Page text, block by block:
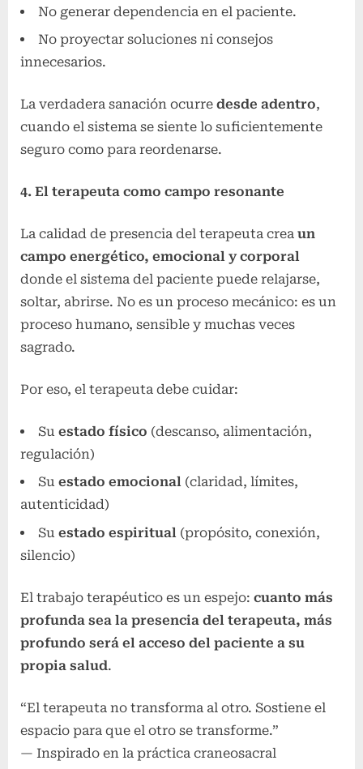
No generar dependencia en el paciente.
No proyectar soluciones ni consejos
innecesarios.
La verdadera sanación ocurre desde adentro,
cuando el sistema se siente lo suficientemente
seguro como para reordenarse.
4. El terapeuta como campo resonante
La calidad de presencia del terapeuta crea un
campo energético, emocional y corporal
donde el sistema del paciente puede relajarse,
soltar, abrirse. No es un proceso mecánico: es un
proceso humano, sensible y muchas veces
sagrado.
Por eso, el terapeuta debe cuidar:
Su estado físico (descanso, alimentación,
regulación)
Su estado emocional (claridad, límites,
autenticidad)
Su estado espiritual (propósito, conexión,
silencio)
El trabajo terapéutico es un espejo: cuanto más
profunda sea la presencia del terapeuta, más
profundo será el acceso del paciente a su
propia salud.
“El terapeuta no transforma al otro. Sostiene el
espacio para que el otro se transforme.”
— Inspirado en la práctica craneosacral